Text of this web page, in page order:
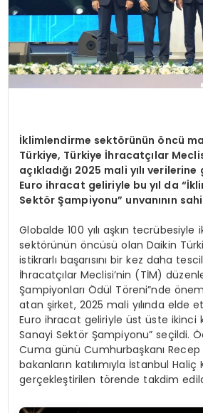
İklimlendirme sektörünün öncü
Türkiye, Türkiye İhracatçılar
açıkladığı 2025 mali yılı
Euro ihracat geliriyle bu yıl da
Sektör Şampiyonu” unvanının
Globalde 100 yılı aşkın tecrübesiyle
sektörünün öncüsü olan Daikin
istikrarlı başarısını bir kez daha
İhracatçılar Meclisi’nin (TİM)
Şampiyonları Ödül Töreni”nde
atan şirket, 2025 mali yılında elde
Euro ihracat geliriyle üst üste ikinci
Sanayi Sektör Şampiyonu” seçildi.
Cuma günü Cumhurbaşkanı
bakanların katılımıyla İstanbul Haliç
gerçekleştirilen törende takdim